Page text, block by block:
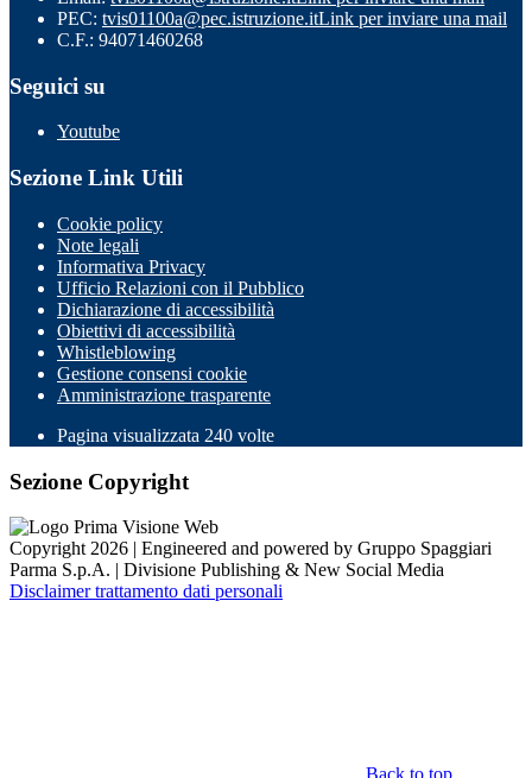
PEC: tvis01100a@pec.istruzione.itLink per inviare una mail
C.F.: 94071460268
Seguici su
Youtube
Sezione Link Utili
Cookie policy
Note legali
Informativa Privacy
Ufficio Relazioni con il Pubblico
Dichiarazione di accessibilità
Obiettivi di accessibilità
Whistleblowing
Gestione consensi cookie
Amministrazione trasparente
Pagina visualizzata 240 volte
Sezione Copyright
Copyright 2026 | Engineered and powered by Gruppo Spaggiari
Parma S.p.A. | Divisione Publishing & New Social Media
Disclaimer trattamento dati personali